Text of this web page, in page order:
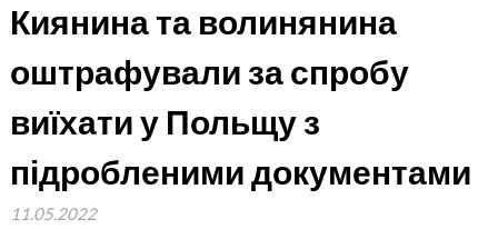
Киянина та волинянина
оштрафували за спробу
виїхати у Польщу з
підробленими документами
11.05.2022